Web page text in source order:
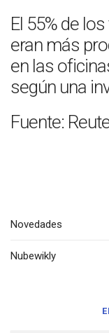
El 55% de
eran más
en las
según una
Fuente:
Novedades
Nubewikly